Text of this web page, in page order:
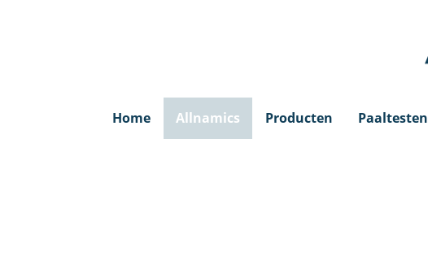
Home Allnamics Producten Paaltesten